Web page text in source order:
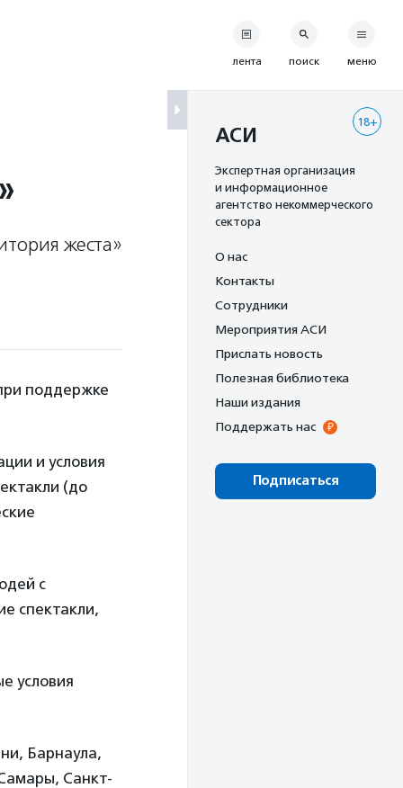
жеста»
поддержке
и условия
(до
с
спектакли,
условия
Барнаула,
Санкт-
лента поиск меню
18+
АСИ
Экспертная организация
и информационное
агентство некоммерческого
сектора
О нас
Контакты
Сотрудники
Мероприятия АСИ
Прислать новость
Полезная библиотека
Наши издания
Поддержать нас
Подписаться